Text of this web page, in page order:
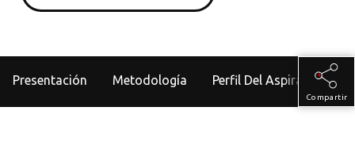
Presentación Metodología Perfil Del Aspirante
Compartir